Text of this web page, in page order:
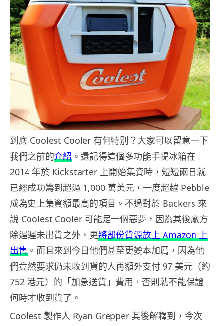
到底 Coolest Cooler 有何特別？大家可以留意一下
我們之前的介紹 。還記得這個多功能手提冰箱在
2014 年於 Kickstarter 上開始集資時，短短兩日就
已經成功籌到超過 1,000 萬美元，一度超越 Pebble
成為史上集資額最高的項目。不過對於 Backers 來
說 Coolest Cooler 可能是一個惡夢，因為其後廠方
除遲遲未出貨之外，更將部份貨源放上 Amazon 上
出售 。而且來到今日他們甚至更變本加厲，因為他
們竟然要求仍未收到貨的人再額外支付 97 美元（約
752 港元）的「加急送貨」費用，否則就不能保證
何時才收到貨了。
Coolest 製作人 Ryan Grepper 其後解釋到，今次